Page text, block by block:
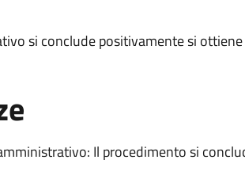
si conclude positivamente si
Il procedimento si